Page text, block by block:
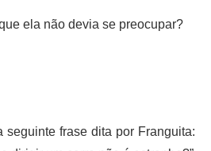
ela não devia se preocupar?
seguinte frase dita por Franguita: